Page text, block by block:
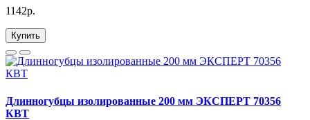
1142р.
Купить
Длинногубцы изолированные 200 мм ЭКСПЕРТ 70356
КВТ